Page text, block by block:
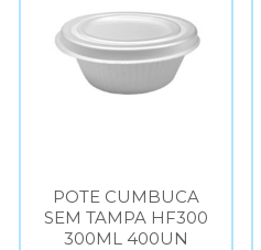
POTE CUMBUCA
SEM TAMPA HF300
300ML 400UN